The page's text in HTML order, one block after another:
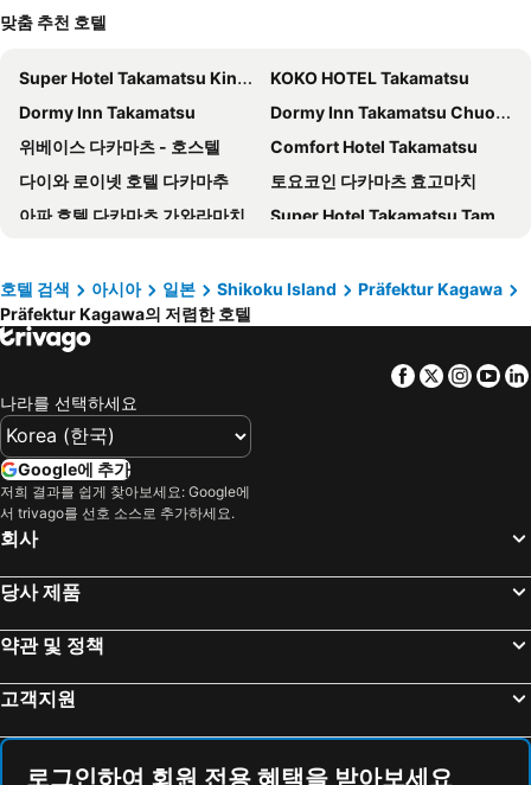
맞춤 추천 호텔
Super Hotel Takamatsu Kinenkan
KOKO HOTEL Takamatsu
Dormy Inn Takamatsu
Dormy Inn Takamatsu Chuo Koenmae Natural Hot Spring
위베이스 다카마츠 - 호스텔
Comfort Hotel Takamatsu
다이와 로이넷 호텔 다카마추
토요코인 다카마츠 효고마치
아파 호텔 다카마츠 가와라마치
Super Hotel Takamatsu Tamachi
HOTEL LiVEMAX Takamatsu Eki Mae
APA Hotel Takamatsu Airport
다카마쓰 도큐 REI 호텔
다카마츠 고쿠사이 호텔
Hotel Kawaroku Her-Stage
호텔 펄 가든
호텔 에어리어 원 다카마쓰
Business Hotel Parkside Takamatsu
JR Clement Inn Takamatsu
Royal Park Hotel Takamatsu
Dai Tokyo (Adult Only)
Takamatsu City Hotel
Toyoko Inn Takamatsu Ekimae
First Inn Takamatsu
치선 그랜드 다카마츠
호텔 아네시스 세토 오하시
호텔 검색 아시아 일본 Shikoku Island
Präfektur Kagawa
Präfektur Kagawa의 저렴한 호텔
Facebook
Twitter
나라를 선택하세요
Google에 추가
저희 결과를 쉽게 찾아보세요: Google에
서 trivago를 선호 소스로 추가하세요.
회사
당사 제품
약관 및 정책
고객지원
로그인하여 회원 전용 혜택을 받아보세요